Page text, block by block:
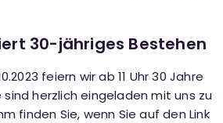
30-jähriges Bestehen
feiern wir ab 11 Uhr 30 Jahre
herzlich eingeladen mit uns zu
finden Sie, wenn Sie auf den Link